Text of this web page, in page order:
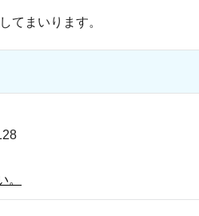
てまいります。
。